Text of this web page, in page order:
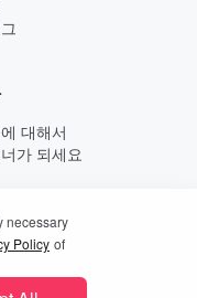
대해서
가 되세요
necessary
Policy of